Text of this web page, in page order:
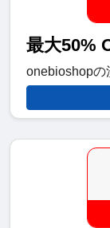
最大50%
onebioshopの